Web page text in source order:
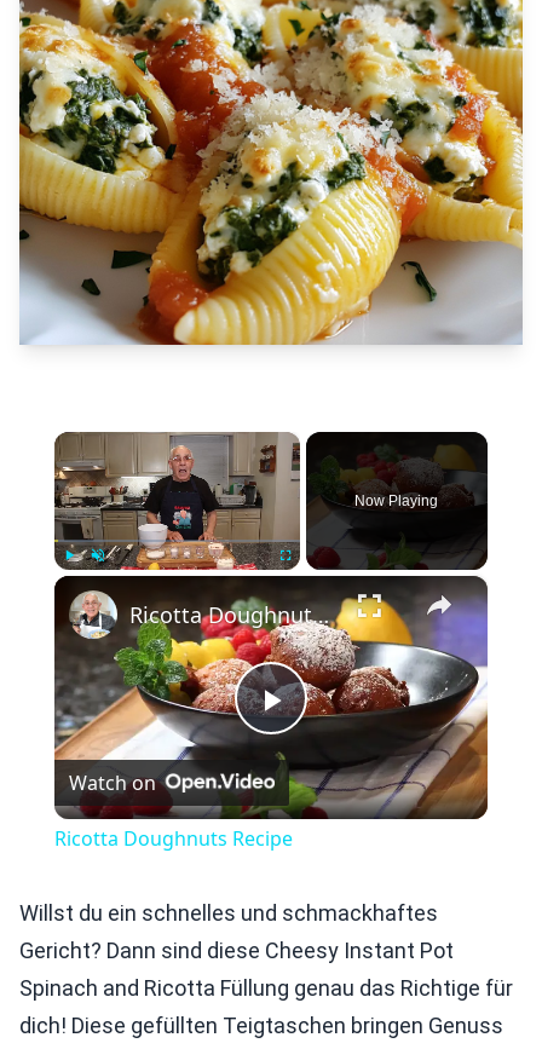
×
Now Playing
×
Play
Video
Ricotta Doughnuts Recipe
Watch on
Ricotta Doughnuts Recipe
Willst du ein schnelles und schmackhaftes
Gericht? Dann sind diese Cheesy Instant Pot
Spinach and Ricotta Füllung genau das Richtige für
dich! Diese gefüllten Teigtaschen bringen Genuss